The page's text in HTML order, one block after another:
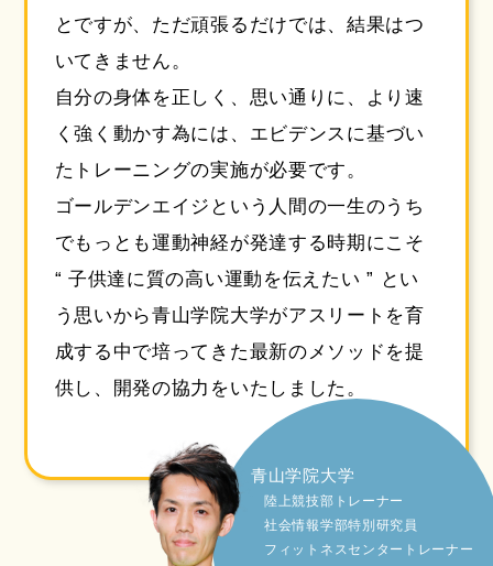
とですが、ただ頑張るだけでは、結果はつ
いてきません。
自分の身体を正しく、思い通りに、より速
く強く動かす為には、 エビデンスに基づい
たトレーニングの実施が必要です。
ゴールデンエイジという人間の一生のうち
でもっとも運動神経が発達する時期にこそ
“ 子供達に質の高い運動を伝えたい ” とい
う思いから青山学院大学がアスリートを育
成する中で培ってきた最新のメソッドを提
供し、開発の協力をいたしました。
青山学院大学
陸上競技部トレーナー
社会情報学部特別研究員
フィットネスセンタートレーナー